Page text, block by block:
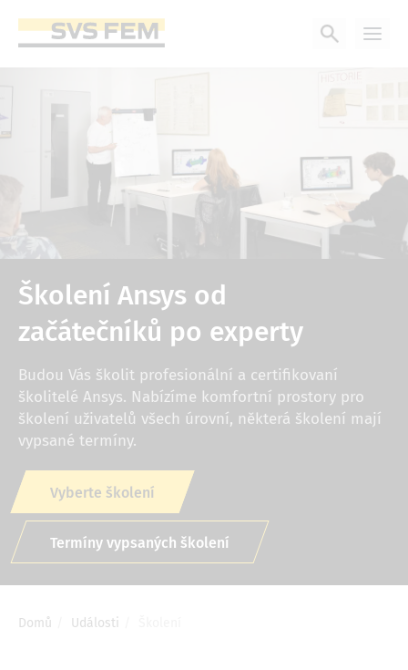
hlavnímu
Školení Ansys od
začátečníků po experty
Budou Vás školit profesionální a certifikovaní
školitelé Ansys. Nabízíme komfortní prostory pro
školení uživatelů všech úrovní, některá školení mají
vypsané termíny.
Vyberte školení
Termíny vypsaných školení
Drobečková
Domů Události